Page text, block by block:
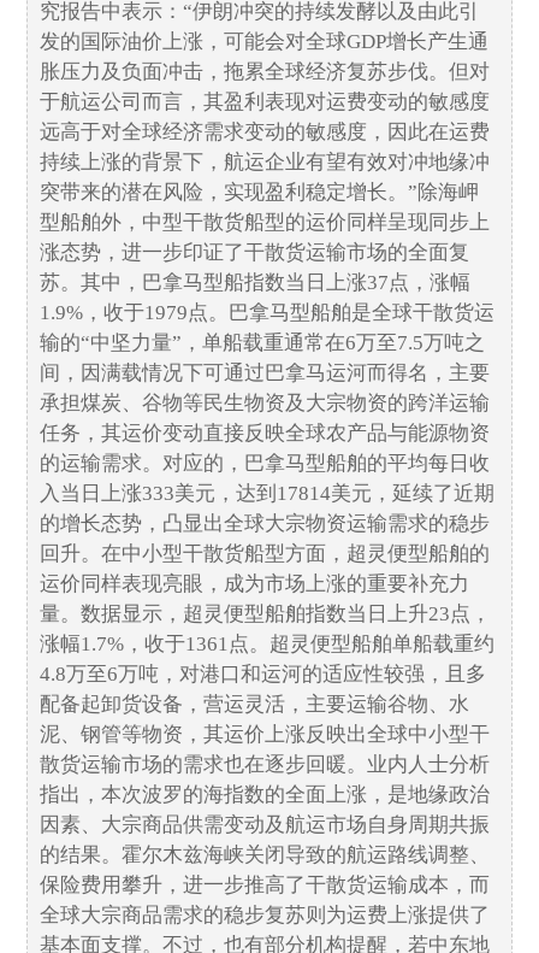
究报告中表示：“伊朗冲突的持续发酵以及由此引
发的国际油价上涨，可能会对全球GDP增长产生通
胀压力及负面冲击，拖累全球经济复苏步伐。但对
于航运公司而言，其盈利表现对运费变动的敏感度
远高于对全球经济需求变动的敏感度，因此在运费
持续上涨的背景下，航运企业有望有效对冲地缘冲
突带来的潜在风险，实现盈利稳定增长。”除海岬
型船舶外，中型干散货船型的运价同样呈现同步上
涨态势，进一步印证了干散货运输市场的全面复
苏。其中，巴拿马型船指数当日上涨37点，涨幅
1.9%，收于1979点。巴拿马型船舶是全球干散货运
输的“中坚力量”，单船载重通常在6万至7.5万吨之
间，因满载情况下可通过巴拿马运河而得名，主要
承担煤炭、谷物等民生物资及大宗物资的跨洋运输
任务，其运价变动直接反映全球农产品与能源物资
的运输需求。对应的，巴拿马型船舶的平均每日收
入当日上涨333美元，达到17814美元，延续了近期
的增长态势，凸显出全球大宗物资运输需求的稳步
回升。在中小型干散货船型方面，超灵便型船舶的
运价同样表现亮眼，成为市场上涨的重要补充力
量。数据显示，超灵便型船舶指数当日上升23点，
涨幅1.7%，收于1361点。超灵便型船舶单船载重约
4.8万至6万吨，对港口和运河的适应性较强，且多
配备起卸货设备，营运灵活，主要运输谷物、水
泥、钢管等物资，其运价上涨反映出全球中小型干
散货运输市场的需求也在逐步回暖。业内人士分析
指出，本次波罗的海指数的全面上涨，是地缘政治
因素、大宗商品供需变动及航运市场自身周期共振
的结果。霍尔木兹海峡关闭导致的航运路线调整、
保险费用攀升，进一步推高了干散货运输成本，而
全球大宗商品需求的稳步复苏则为运费上涨提供了
基本面支撑。不过，也有部分机构提醒，若中东地